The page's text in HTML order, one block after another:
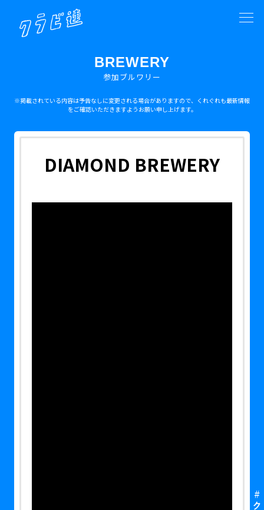
BREWERY
参加ブルワリー
※掲載されている内容は予告なしに変更される場合がありますので、くれぐれも最新情報
をご確認いただきますようお願い申し上げます。
DIAMOND BREWERY